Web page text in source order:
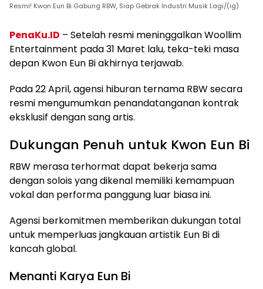
Resmi! Kwon Eun Bi Gabung RBW, Siap Gebrak Industri Musik Lagi/(ig)
PenaKu.ID – Setelah resmi meninggalkan Woollim
Entertainment pada 31 Maret lalu, teka-teki masa
depan Kwon Eun Bi akhirnya terjawab.
Pada 22 April, agensi hiburan ternama RBW secara
resmi mengumumkan penandatanganan kontrak
eksklusif dengan sang artis.
Dukungan Penuh untuk Kwon Eun Bi
RBW merasa terhormat dapat bekerja sama
dengan solois yang dikenal memiliki kemampuan
vokal dan performa panggung luar biasa ini.
Agensi berkomitmen memberikan dukungan total
untuk memperluas jangkauan artistik Eun Bi di
kancah global.
Menanti Karya Eun Bi